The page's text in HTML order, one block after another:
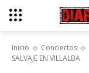
Inicio Conciertos
SALVAJE EN VILLALBA